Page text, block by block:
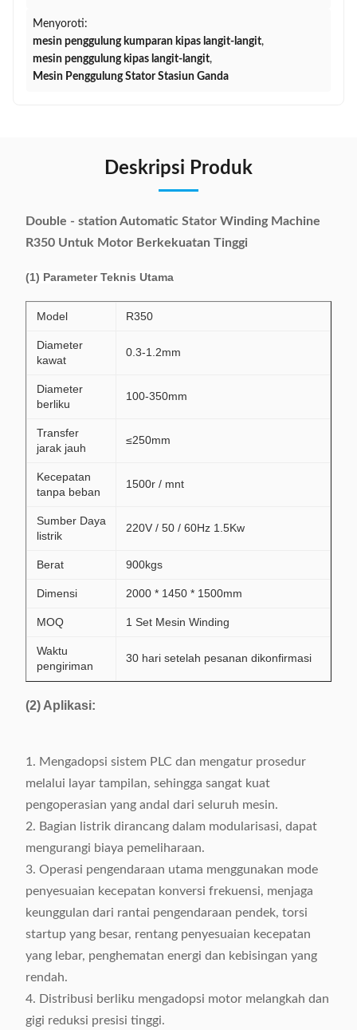
Menyoroti:
mesin penggulung kumparan kipas langit-langit,
mesin penggulung kipas langit-langit,
Mesin Penggulung Stator Stasiun Ganda
Deskripsi Produk
Double - station Automatic Stator Winding Machine
R350 Untuk Motor Berkekuatan Tinggi
(1) Parameter Teknis Utama
Model R350
Diameter
kawat
0.3-1.2mm
Diameter
berliku
100-350mm
Transfer
jarak jauh
≤250mm
Kecepatan
tanpa beban
1500r / mnt
Sumber Daya
listrik
220V / 50 / 60Hz 1.5Kw
Berat 900kgs
Dimensi 2000 * 1450 * 1500mm
MOQ 1 Set Mesin Winding
Waktu
pengiriman
30 hari setelah pesanan dikonfirmasi
(2) Aplikasi:
1. Mengadopsi sistem PLC dan mengatur prosedur
melalui layar tampilan, sehingga sangat kuat
pengoperasian yang andal dari seluruh mesin.
2. Bagian listrik dirancang dalam modularisasi, dapat
mengurangi biaya pemeliharaan.
3. Operasi pengendaraan utama menggunakan mode
penyesuaian kecepatan konversi frekuensi, menjaga
keunggulan dari rantai pengendaraan pendek, torsi
startup yang besar, rentang penyesuaian kecepatan
yang lebar, penghematan energi dan kebisingan yang
rendah.
4. Distribusi berliku mengadopsi motor melangkah dan
gigi reduksi presisi tinggi.